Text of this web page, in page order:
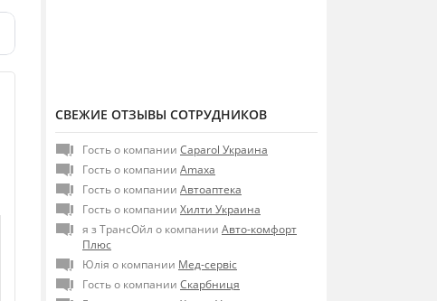
СВЕЖИЕ ОТЗЫВЫ СОТРУДНИКОВ
Гость о компании Caparol Украина
Гость о компании Amaxa
Гость о компании Автоаптека
Гость о компании Хилти Украина
я з ТрансОйл о компании Авто-комфорт
Плюс
Юлія о компании Мед-сервіс
Гость о компании Скарбниця